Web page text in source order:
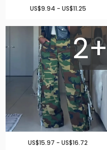
US$9.94 - US$11.25
2+
US$15.97 - US$16.72